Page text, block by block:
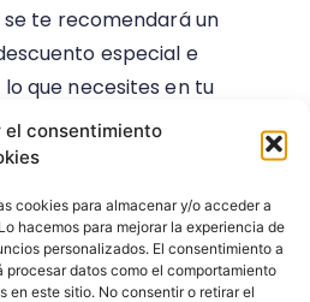
el consentimiento
cookies para almacenar y/o acceder a
hacemos para mejorar la experiencia de
personalizados. El consentimiento a
datos como el comportamiento
en este sitio. No consentir o retirar el
se te recomendará un
especial e
que necesites en tu
INFORMACIÓN?